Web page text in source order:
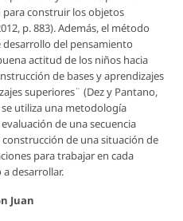
para construir los objetos
p. 883). Además, el método
del pensamiento
actitud de los niños hacia
de bases y aprendizajes
superiores¨ (Dez y Pantano,
utiliza una metodología
de una secuencia
de una situación de
para trabajar en cada
desarrollar.
Juan